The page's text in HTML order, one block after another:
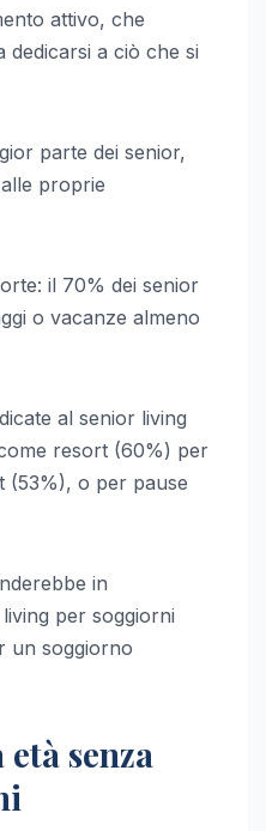
attivo, che
dedicarsi a ciò che si
parte dei senior,
proprie
il 70% dei senior
o vacanze almeno
al senior living
resort (60%) per
(53%), o per pause
in
per soggiorni
un soggiorno
senza